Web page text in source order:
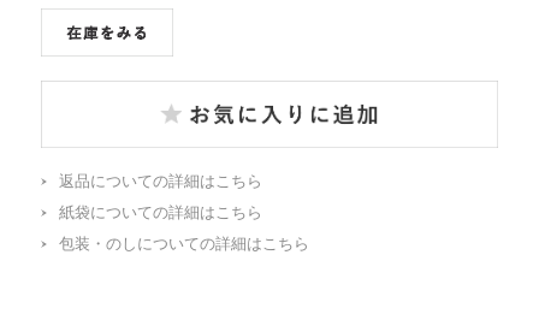
返品についての詳細はこちら
紙袋についての詳細はこちら
包装・のしについての詳細はこちら